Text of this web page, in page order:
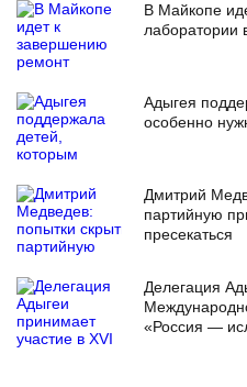
В Майкопе
лаборатории
Адыгея
особенно
Дмитрий
партийную
пресекаться
Делегация
«Россия —